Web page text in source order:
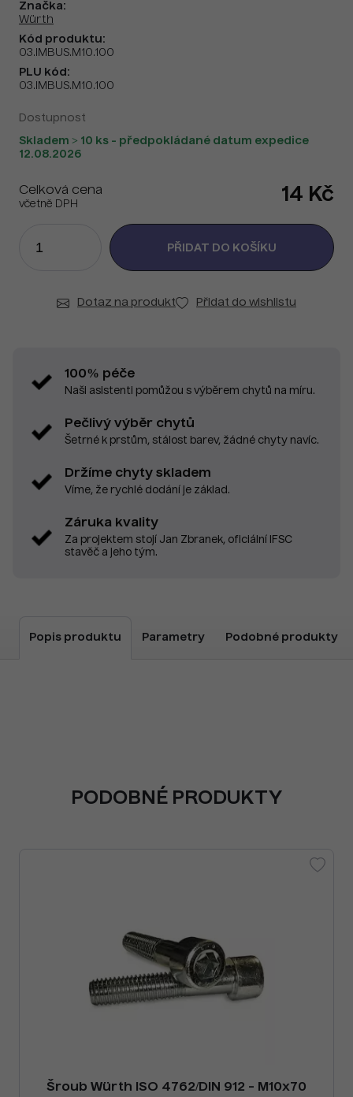
Značka:
Würth
Kód produktu:
03.IMBUS.M10.100
PLU kód:
03.IMBUS.M10.100
Dostupnost
Skladem > 10 ks - předpokládané datum expedice
12.08.2026
Celková cena
včetně DPH 14 Kč
Dotaz na produkt Přidat do wishlistu
100% péče
Naši asistenti pomůžou s výběrem chytů na míru.
Pečlivý výběr chytů
Šetrné k prstům, stálost barev, žádné chyty navíc.
Držíme chyty skladem
Víme, že rychlé dodání je základ.
Záruka kvality
Za projektem stojí Jan Zbranek, oficiální IFSC
stavěč a jeho tým.
Popis produktu Parametry Podobné produkty
PODOBNÉ PRODUKTY
Šroub Würth ISO 4762/DIN 912 - M10x70